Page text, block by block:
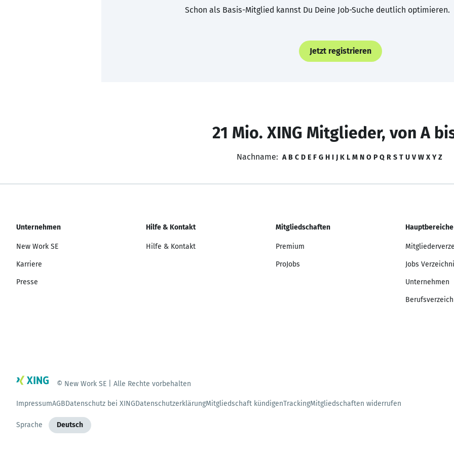
Schon als Basis-Mitglied kannst Du Deine Job-Suche deutlich optimieren.
Jetzt registrieren
21 Mio. XING Mitglieder, von A
Nachname: A B C D E F G H I J K L M N O P Q R S T U V W X Y Z
Unternehmen
New Work SE
Karriere
Presse
Hilfe & Kontakt
Hilfe & Kontakt
Mitgliedschaften
Premium
ProJobs
Hauptbereiche
Jobs
Unternehmen
© New Work SE | Alle Rechte vorbehalten
ImpressumAGBDatenschutz bei XINGDatenschutzerklärungMitgliedschaft kündigenTrackingMitgliedschaften widerrufen
Sprache Deutsch